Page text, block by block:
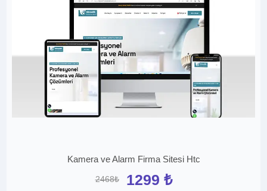
Kamera ve Alarm Firma Sitesi Htc
2468₺ 1299 ₺